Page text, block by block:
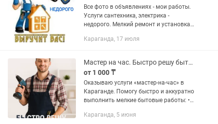
Все фото в объявлениях - мои работы.
Услуги сантехника, электрика -
недорого. Мелкий ремонт и установка,
под ключ по сантехнике и электрики.
Караганда, 17 июля
Мастер на час. Быстро решу бытовые задачи
от 1 000 ₸
Оказываю услуги «мастер-на-час» в
Караганде. Помогу быстро и аккуратно
выполнить мелкие бытовые работы: •
карнизов, полок, зеркал • монтаж
Караганда, 5 июня